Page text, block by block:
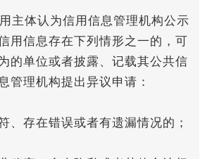
主体认为信用信息管理机构公示
用信息存在下列情形之一的，可
的单位或者披露、记载其公共信
管理机构提出异议申请：
、存在错误或者有遗漏情况的；